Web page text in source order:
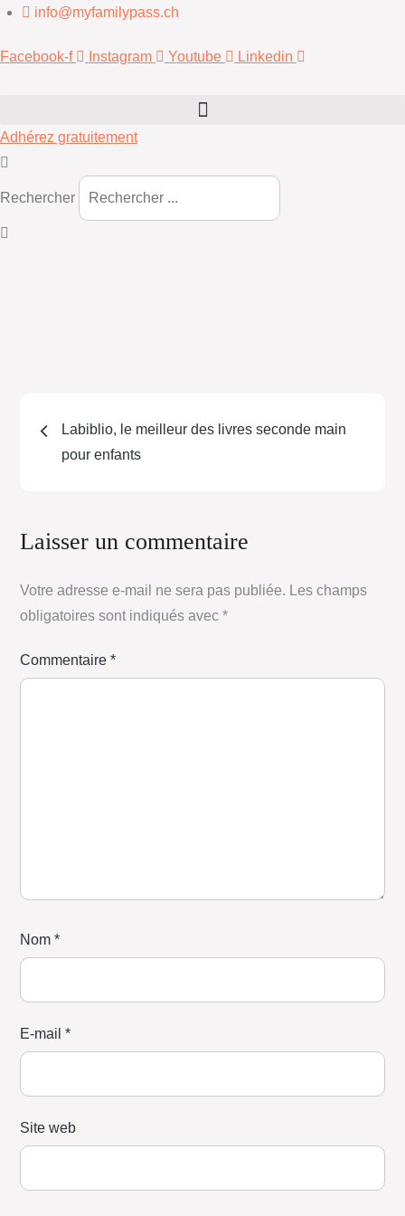
info@myfamilypass.ch
Facebook-f Instagram Youtube Linkedin
Adhérez gratuitement
Rechercher
Navigation
Labiblio, le meilleur des livres seconde main
pour enfants
Laisser un commentaire
Votre adresse e-mail ne sera pas publiée. Les champs
obligatoires sont indiqués avec*
Commentaire*
Nom*
E-mail*
Site web